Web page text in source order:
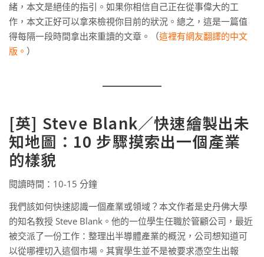
緒，本文是絕佳的指引。如果你相信自己正在從事偉大的工
作，本文正好可以拿來檢視你目前的狀況。總之，這是一篇值
得每隔一段時間拿出來重讀的文章。（這裡有網友翻譯的中文
版。 ）
[英] Steve Blank／快速繪製出未
知地圖：10 步驟摸索出一個產業
的樣貌
閱讀時間：10-15 分鐘
我們該如何快速認識一個產業或領域？本文作者是史丹佛大學
的知名教授 Steve Blank。他的一位學生任職於管顧公司，最近
被交派了一份工作：整理出半導體產業的概況，公司想知道可
以從哪裡切入這個市場。其實學生並不是被要求憑空生出報